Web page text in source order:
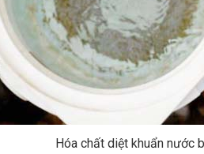
Hóa chất diệt khuẩn nước